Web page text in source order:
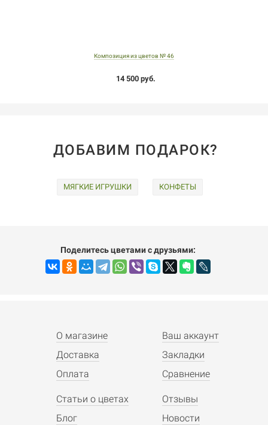
Композиция из цветов № 46
14 500 руб.
ДОБАВИМ ПОДАРОК?
МЯГКИЕ ИГРУШКИ КОНФЕТЫ
Поделитесь цветами с друзьями:
О магазине
Доставка
Оплата
Ваш аккаунт
Закладки
Сравнение
Статьи о цветах
Блог
Отзывы
Новости